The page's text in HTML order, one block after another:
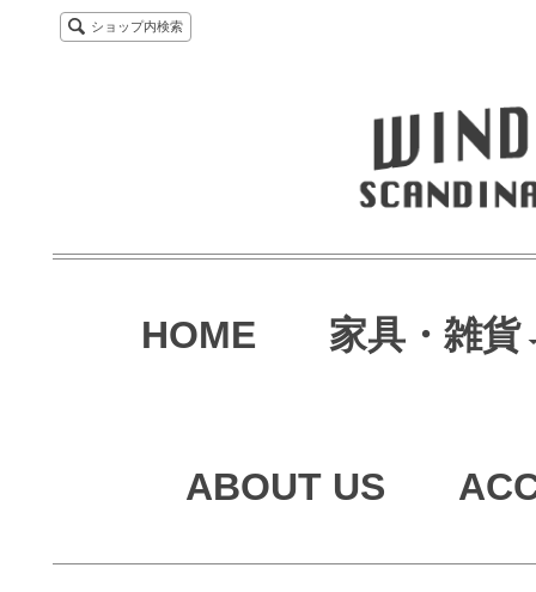
ショップ内検索
HOME 家具・雑貨
ABOUT US